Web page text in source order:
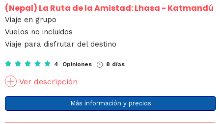
(Nepal) La Ruta de la Amistad: Lhasa - Katmandú
Viaje en grupo
Vuelos no incluidos
Viaje para disfrutar del destino
4 Opiniones 8 días
Ver descripción
Más información y precios